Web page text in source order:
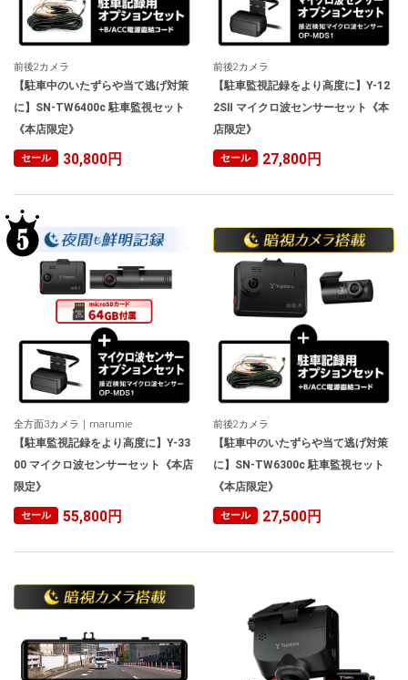
前後2カメラ
【駐車中のいたずらや当て逃げ対策
に】SN-TW6400c 駐車監視セット
《本店限定》
セール 30,800円
前後2カメラ
【駐車監視記録をより高度に】Y-12
2SⅡ マイクロ波センサーセット《本
店限定》
セール 27,800円
全方面3カメラ｜marumie
【駐車監視記録をより高度に】Y-33
00 マイクロ波センサーセット《本店
限定》
セール 55,800円
前後2カメラ
【駐車中のいたずらや当て逃げ対策
に】SN-TW6300c 駐車監視セット
《本店限定》
セール 27,500円